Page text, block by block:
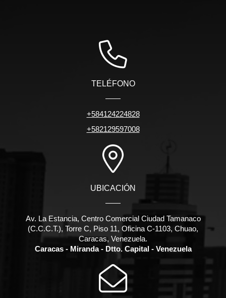
TELÉFONO
+584124224828
+582129597008
UBICACIÓN
Av. La Estancia, Centro Comercial Ciudad Tamanaco
(C.C.C.T.), Torre C, Piso 11, Oficina C-1103, Chuao,
Caracas, Venezuela.
Caracas - Miranda - Dtto. Capital - Venezuela